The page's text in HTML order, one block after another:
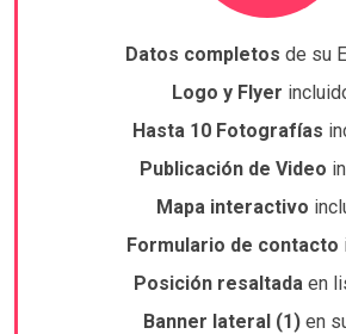
Datos completos de su
Logo y Flyer
Hasta 10 Fotografías
Publicación de Video
Mapa interactivo
Formulario de contacto
Posición resaltada en
Banner lateral (1) en